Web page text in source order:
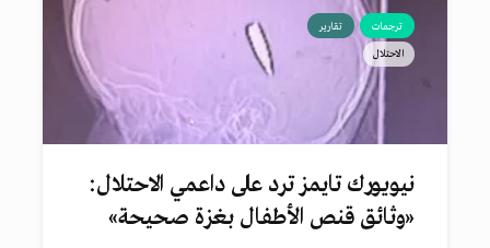
ترجمات تقارير
الاحتلال
نيويورك تايمز ترد على داعمي الاحتلال:
«وثائق قنص الأطفال بغزة صحيحة»